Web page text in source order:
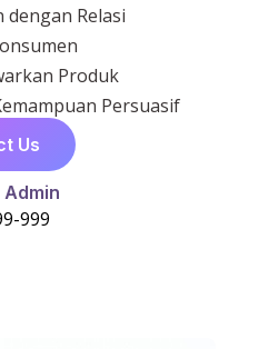
Relasi
Produk
Persuasif
Us
999